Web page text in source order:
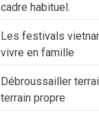
cadre habituel.
Les festivals
vivre en famille
Débroussailler
terrain propre